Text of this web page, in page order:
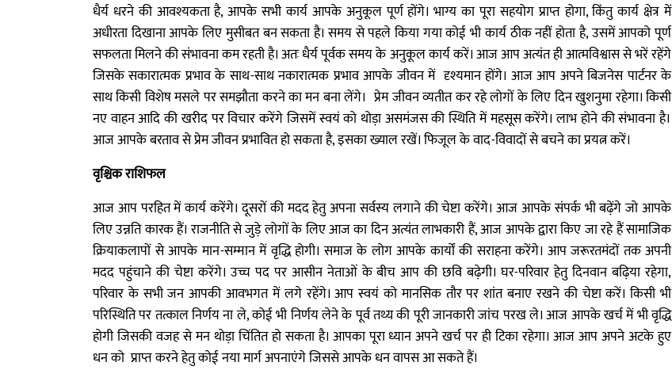
धैर्य धरने की आवश्यकता है, आपके सभी कार्य आपके अनुकूल पूर्ण होंगे। भाग्य का पूरा सहयोग प्राप्त होगा, किंतु कार्य क्षेत्र में
अधीरता दिखाना आपके लिए मुसीबत बन सकता है। समय से पहले किया गया कोई भी कार्य ठीक नहीं होता है, उसमें आपको पूर्ण
सफलता मिलने की संभावना कम रहती है। अतः धैर्य पूर्वक समय के अनुकूल कार्य करें। आज आप अत्यंत ही आत्मविश्वास से भरें रहेंगे
जिसके सकारात्मक प्रभाव के साथ-साथ नकारात्मक प्रभाव आपके जीवन में दृश्यमान होंगे। आज आप अपने बिजनेस पार्टनर के
साथ किसी विशेष मसले पर समझौता करने का मन बना लेंगे। प्रेम जीवन व्यतीत कर रहे लोगों के लिए दिन खुशनुमा रहेगा। किसी
नए वाहन आदि की खरीद पर विचार करेंगे जिसमें स्वयं को थोड़ा असमंजस की स्थिति में महसूस करेंगे। लाभ होने की संभावना है।
आज आपके बरताव से प्रेम जीवन प्रभावित हो सकता है, इसका ख्याल रखें। फिजूल के वाद-विवादों से बचने का प्रयत्न करें।
वृश्चिक राशिफल
आज आप परहित में कार्य करेंगे। दूसरों की मदद हेतु अपना सर्वस्य लगाने की चेष्टा करेंगे। आज आपके संपर्क भी बढ़ेंगे जो आपके
लिए उन्नति कारक हैं। राजनीति से जुड़े लोगों के लिए आज का दिन अत्यंत लाभकारी हैं, आज आपके द्वारा किए जा रहे हैं सामाजिक
क्रियाकलापों से आपके मान-सम्मान में वृद्धि होगी। समाज के लोग आपके कार्यों की सराहना करेंगे। आप जरूरतमंदों तक अपनी
मदद पहुंचाने की चेष्टा करेंगे। उच्च पद पर आसीन नेताओं के बीच आप की छवि बढ़ेगी। घर-परिवार हेतु दिनवान बढ़िया रहेगा,
परिवार के सभी जन आपकी आवभगत में लगे रहेंगे। आप स्वयं को मानसिक तौर पर शांत बनाए रखने की चेष्टा करें। किसी भी
परिस्थिति पर तत्काल निर्णय ना ले, कोई भी निर्णय लेने के पूर्व तथ्य की पूरी जानकारी जांच परख ले। आज आपके खर्च में भी वृद्धि
होगी जिसकी वजह से मन थोड़ा चिंतित हो सकता है। आपका पूरा ध्यान अपने खर्च पर ही टिका रहेगा। आज आप अपने अटके हुए
धन को प्राप्त करने हेतु कोई नया मार्ग अपनाएंगे जिससे आपके धन वापस आ सकते हैं।